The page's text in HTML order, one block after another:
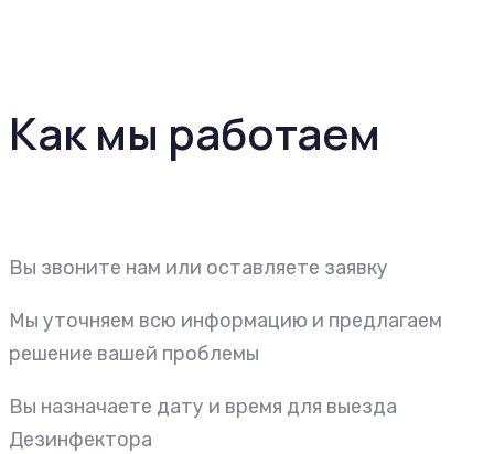
Как мы работаем
Вы звоните нам или оставляете заявку
Мы уточняем всю информацию и предлагаем
решение вашей проблемы
Вы назначаете дату и время для выезда
Дезинфектора